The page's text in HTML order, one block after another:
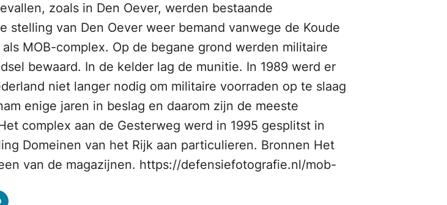
zoals in Den Oever, werden bestaande
van Den Oever weer bemand vanwege de Koude
MOB-complex. Op de begane grond werden militaire
bewaard. In de kelder lag de munitie. In 1989 werd er
niet langer nodig om militaire voorraden op te slaag
enige jaren in beslag en daarom zijn de meeste
complex aan de Gesterweg werd in 1995 gesplitst in
Domeinen van het Rijk aan particulieren. Bronnen Het
van de magazijnen. https://defensiefotografie.nl/mob-